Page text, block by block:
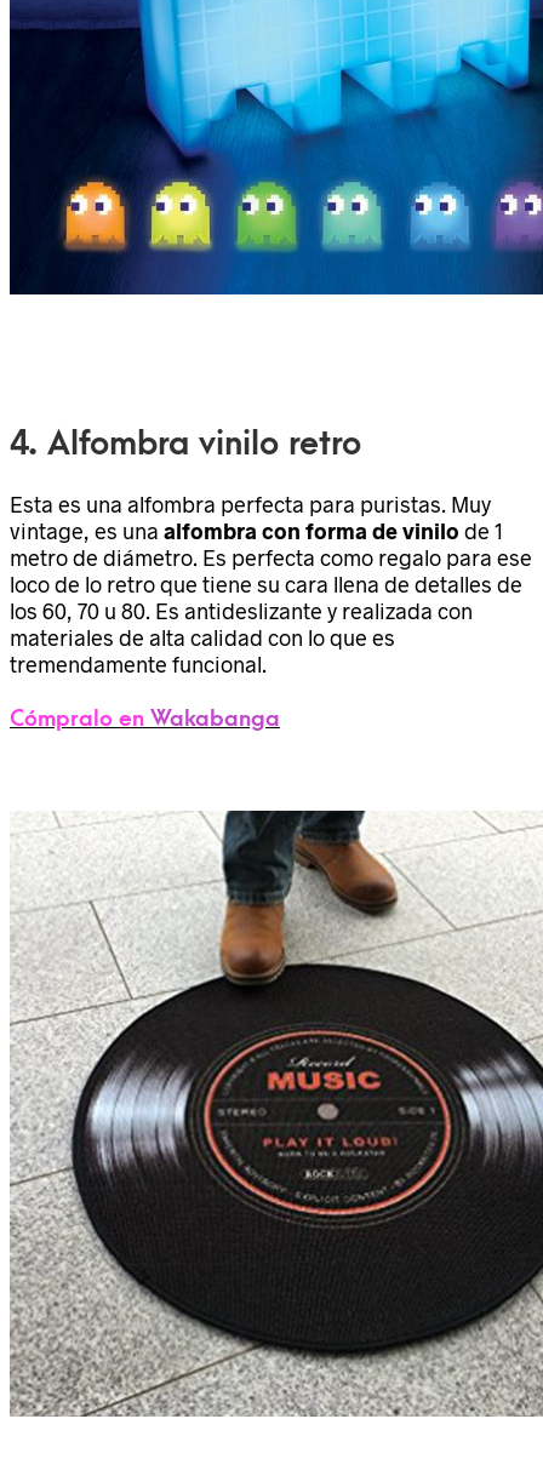
4. Alfombra vinilo retro
Esta es una alfombra perfecta para puristas. Muy
vintage, es una alfombra con forma de vinilo de 1
metro de diámetro. Es perfecta como regalo para ese
loco de lo retro que tiene su cara llena de detalles de
los 60, 70 u 80. Es antideslizante y realizada con
materiales de alta calidad con lo que es
tremendamente funcional.
Cómpralo en Wakabanga